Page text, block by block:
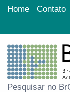
Home Contato
Pesquisar no